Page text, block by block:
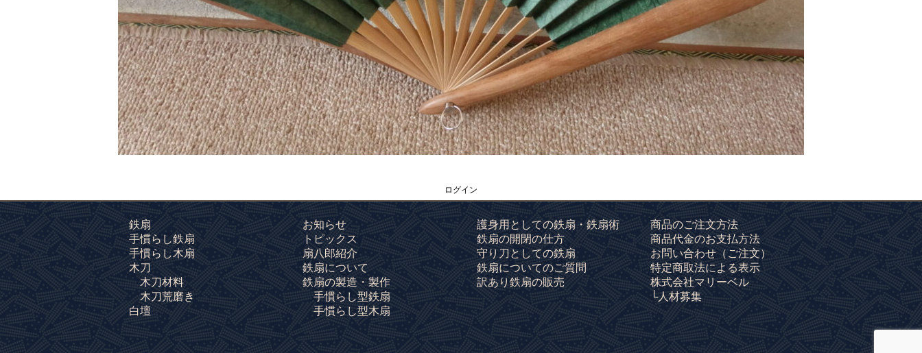
ログイン
鉄扇
手慣らし鉄扇
手慣らし木扇
木刀
木刀材料
木刀荒磨き
白壇
お知らせ
トピックス
扇八郎紹介
鉄扇について
鉄扇の製造・製作
手慣らし型鉄扇
手慣らし型木扇
護身用としての鉄扇・鉄扇術
鉄扇の開閉の仕方
守り刀としての鉄扇
鉄扇についてのご質問
訳あり鉄扇の販売
商品のご注文方法
商品代金のお支払方法
お問い合わせ（ご注文）
特定商取法による表示
株式会社マリーベル
└人材募集